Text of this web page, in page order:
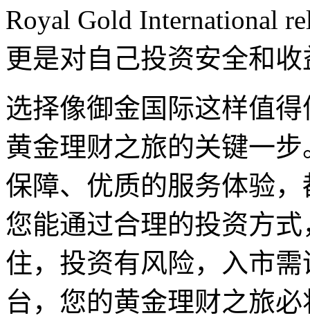
Royal Gold International
更是对自己投资安全和
选择像御金国际这样值
黄金理财之旅的关键一
保障、优质的服务体验
您能通过合理的投资方
住，投资有风险，入市
台，您的黄金理财之旅